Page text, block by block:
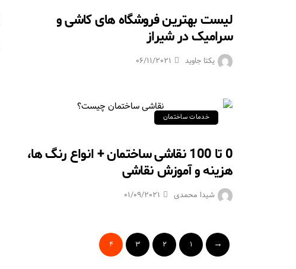
لیست بهترین فروشگاه های کاشی و
سرامیک در شیراز
یکتا جاوید 06/11/2021
خدمات ساختمان
0 تا 100 نقاشی ساختمان + انواع رنگ ها،
هزینه و آموزش نقاشی
شیدا محمدی 01/09/2021
1
2
3
4